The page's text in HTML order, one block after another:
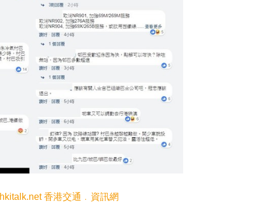
hkitalk.net 香港交通﹒資訊網